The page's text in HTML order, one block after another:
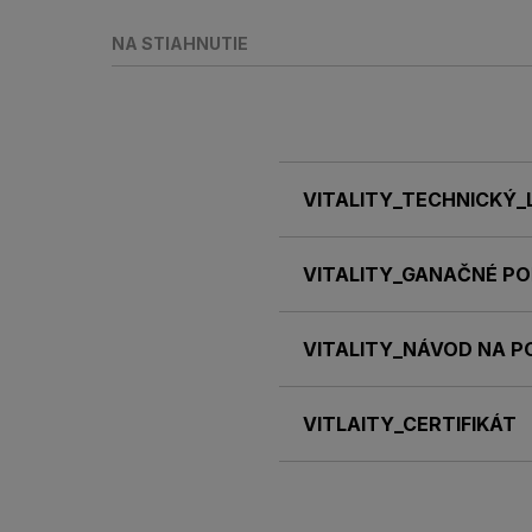
NA STIAHNUTIE
VITALITY_GANAČNÉ
VITALITY_NÁVOD NA
VITLAITY_CERTIFIKÁT